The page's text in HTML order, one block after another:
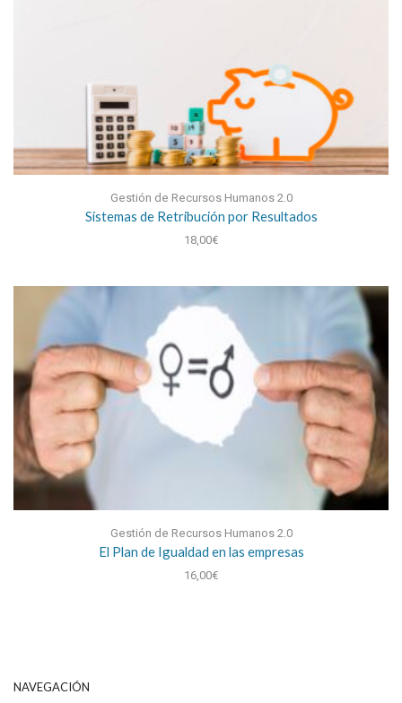
Gestión de Recursos Humanos 2.0
Sistemas de Retribución por Resultados
18,00€
Gestión de Recursos Humanos 2.0
El Plan de Igualdad en las empresas
16,00€
NAVEGACIÓN